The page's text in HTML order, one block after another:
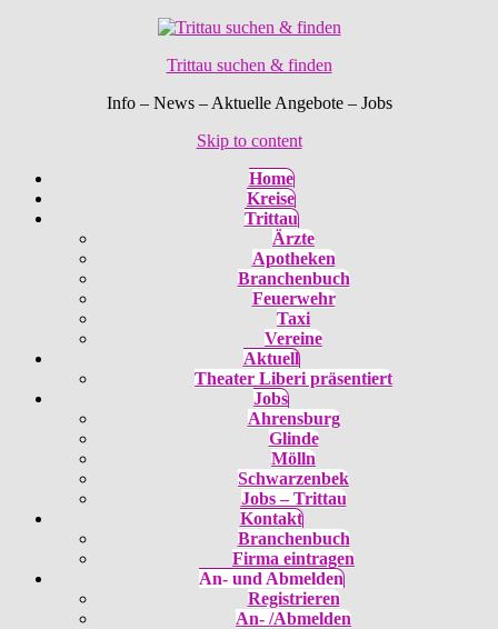
Trittau suchen & finden
Info – News – Aktuelle Angebote – Jobs
Skip to content
Home
Kreise
Trittau
Ärzte
Apotheken
Branchenbuch
Feuerwehr
Taxi
Vereine
Aktuell
Theater Liberi präsentiert
Jobs
Ahrensburg
Glinde
Mölln
Schwarzenbek
Jobs – Trittau
Kontakt
Branchenbuch
Firma eintragen
An- und Abmelden
Registrieren
An- /Abmelden